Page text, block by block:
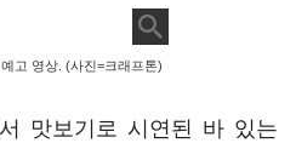
고 영상. (사진=크래프톤)
맛보기로 시연된 바 있는